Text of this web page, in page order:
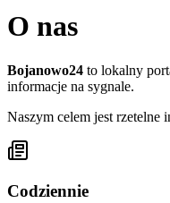
O nas
Bojanowo24 to lokalny
informacje na sygnale.
Naszym celem jest rzetelne
Codziennie